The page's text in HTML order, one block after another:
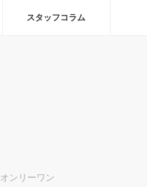
ホームスタッフコラム
オンリーワン